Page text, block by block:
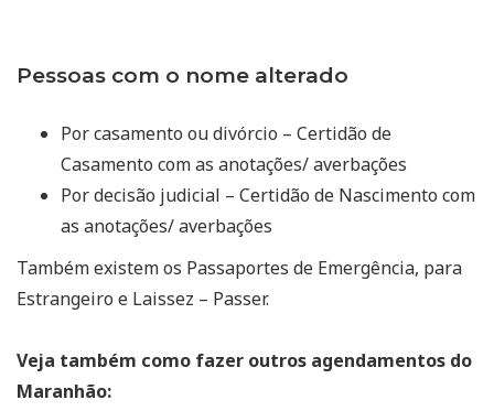
Pessoas com o nome alterado
Por casamento ou divórcio – Certidão de
Casamento com as anotações/ averbações
Por decisão judicial – Certidão de Nascimento com
as anotações/ averbações
Também existem os Passaportes de Emergência, para
Estrangeiro e Laissez – Passer.
Veja também como fazer outros agendamentos do
Maranhão: